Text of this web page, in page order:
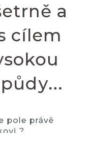
a
cílem
pole právě
?